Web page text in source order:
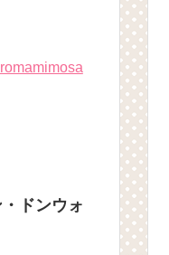
ビン❤️ソンイ
ドンウォ